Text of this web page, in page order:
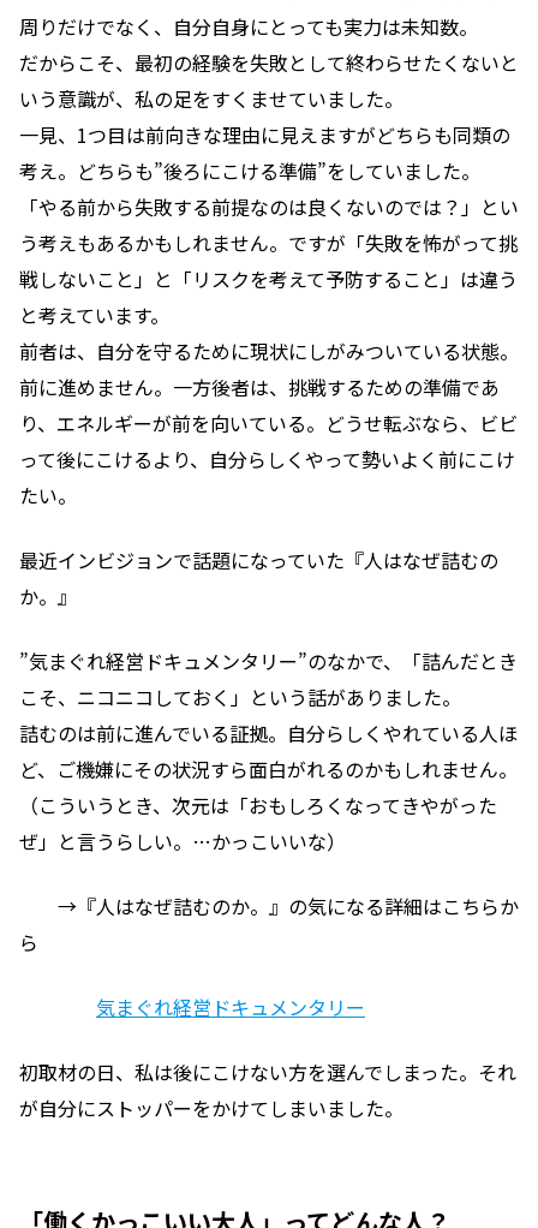
周りだけでなく、自分自身にとっても実力は未知数。
だからこそ、最初の経験を失敗として終わらせたくないと
いう意識が、私の足をすくませていました。
一見、1つ目は前向きな理由に見えますがどちらも同類の
考え。どちらも”後ろにこける準備”をしていました。
「やる前から失敗する前提なのは良くないのでは？」とい
う考えもあるかもしれません。ですが「失敗を怖がって挑
戦しないこと」と「リスクを考えて予防すること」は違う
と考えています。
前者は、自分を守るために現状にしがみついている状態。
前に進めません。一方後者は、挑戦するための準備であ
り、エネルギーが前を向いている。どうせ転ぶなら、ビビ
って後にこけるより、自分らしくやって勢いよく前にこけ
たい。
最近インビジョンで話題になっていた『人はなぜ詰むの
か。』
”気まぐれ経営ドキュメンタリー”のなかで、「詰んだとき
こそ、ニコニコしておく」という話がありました。
詰むのは前に進んでいる証拠。自分らしくやれている人ほ
ど、ご機嫌にその状況すら面白がれるのかもしれません。
（こういうとき、次元は「おもしろくなってきやがった
ぜ」と言うらしい。…かっこいいな）
→『人はなぜ詰むのか。』の気になる詳細はこちらか
ら
気まぐれ経営ドキュメンタリー
初取材の日、私は後にこけない方を選んでしまった。それ
が自分にストッパーをかけてしまいました。